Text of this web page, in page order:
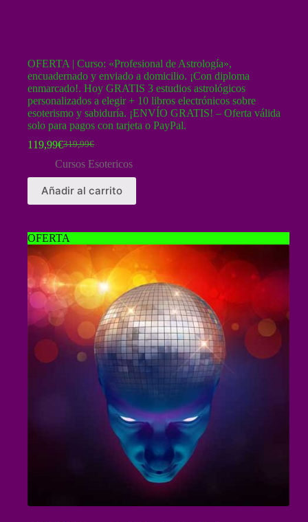
OFERTA | Curso: «Profesional de Astrología»,
encuadernado y enviado a domicilio. ¡Con diploma
enmarcado!. Hoy GRATIS 3 estudios astrológicos
personalizados a elegir + 10 libros electrónicos sobre
esoterismo y sabiduría. ¡ENVÍO GRATIS! – Oferta válida
solo para pagos con tarjeta o PayPal.
319,99€
El
precio
era:
119,99€El
precio
es:
Cursos Esotericos
Añadir al carrito
OFERTA